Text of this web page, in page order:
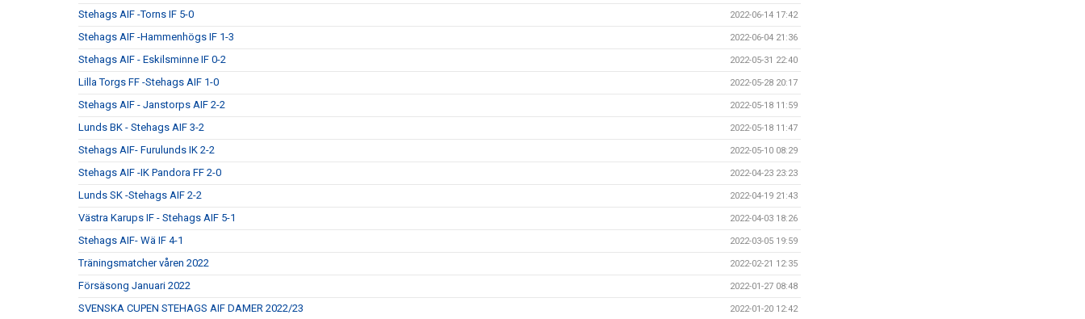
Stehags AIF -Torns IF 5-0 2022-06-14 17:42
Stehags AIF -Hammenhögs IF 1-3 2022-06-04 21:36
Stehags AIF - Eskilsminne IF 0-2 2022-05-31 22:40
Lilla Torgs FF -Stehags AIF 1-0 2022-05-28 20:17
Stehags AIF - Janstorps AIF 2-2 2022-05-18 11:59
Lunds BK - Stehags AIF 3-2 2022-05-18 11:47
Stehags AIF- Furulunds IK 2-2 2022-05-10 08:29
Stehags AIF -IK Pandora FF 2-0 2022-04-23 23:23
Lunds SK -Stehags AIF 2-2 2022-04-19 21:43
Västra Karups IF - Stehags AIF 5-1 2022-04-03 18:26
Stehags AIF- Wä IF 4-1 2022-03-05 19:59
Träningsmatcher våren 2022 2022-02-21 12:35
Försäsong Januari 2022 2022-01-27 08:48
SVENSKA CUPEN STEHAGS AIF DAMER 2022/23 2022-01-20 12:42